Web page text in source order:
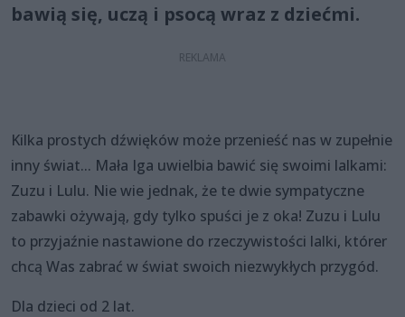
bawią się, uczą i psocą wraz z dziećmi.
Kilka prostych dźwięków może przenieść nas w zupełnie
inny świat... Mała Iga uwielbia bawić się swoimi lalkami:
Zuzu i Lulu. Nie wie jednak, że te dwie sympatyczne
zabawki ożywają, gdy tylko spuści je z oka! Zuzu i Lulu
to przyjaźnie nastawione do rzeczywistości lalki, którer
chcą Was zabrać w świat swoich niezwykłych przygód.
Dla dzieci od 2 lat.